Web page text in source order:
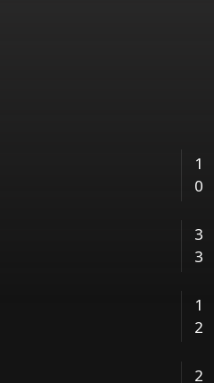
1
0
3
3
1
2
2